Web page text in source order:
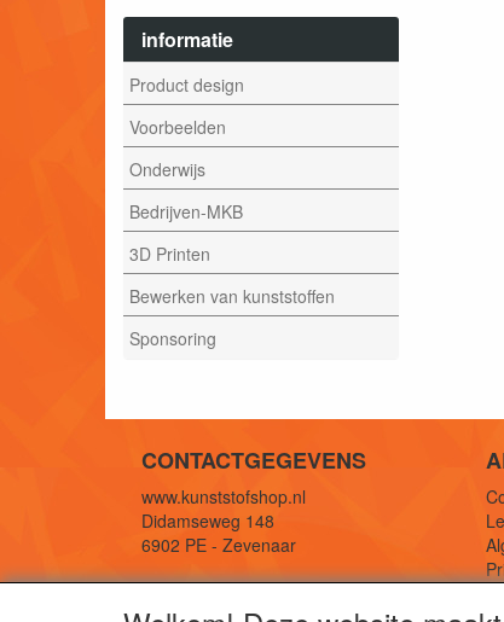
informatie
Product design
Voorbeelden
Onderwijs
Bedrijven-MKB
3D Printen
Bewerken van kunststoffen
Sponsoring
CONTACTGEGEVENS
www.kunststofshop.nl
Didamseweg 148
6902 PE - Zevenaar
Telefoon: +31 (0) 316 241 994